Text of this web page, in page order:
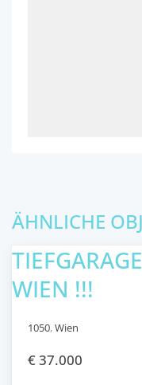
ÄHNLICHE
WIEN !!!
1050,Wien
€ 37.000